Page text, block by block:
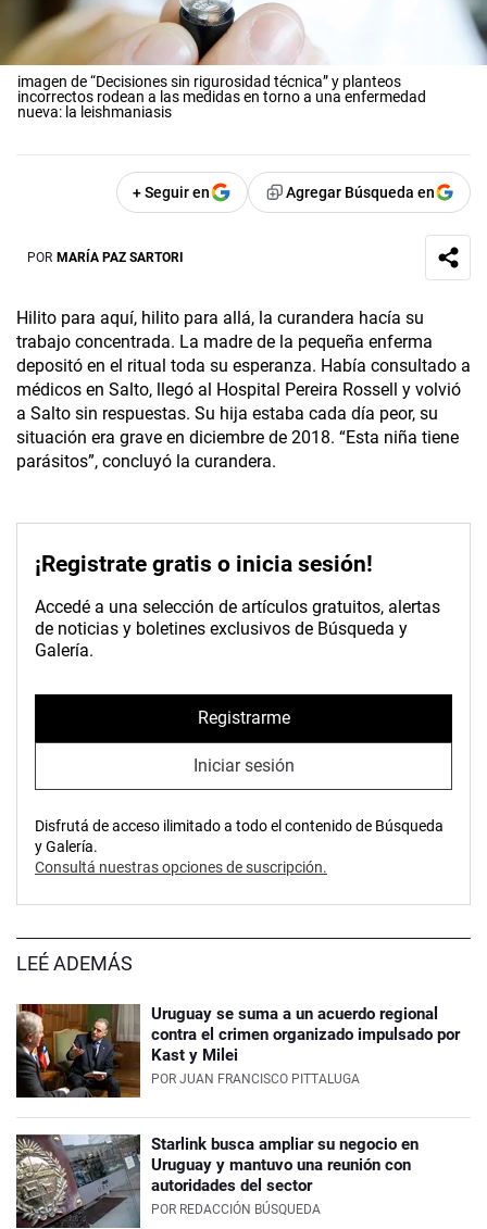
imagen de “Decisiones sin rigurosidad técnica” y planteos
incorrectos rodean a las medidas en torno a una enfermedad
nueva: la leishmaniasis
+ Seguir en Agregar Búsqueda en
POR MARÍA PAZ SARTORI
Hilito para aquí, hilito para allá, la curandera hacía su
trabajo concentrada. La madre de la pequeña enferma
depositó en el ritual toda su esperanza. Había consultado a
médicos en Salto, llegó al Hospital Pereira Rossell y volvió
a Salto sin respuestas. Su hija estaba cada día peor, su
situación era grave en diciembre de 2018. “Esta niña tiene
parásitos”, concluyó la curandera.
¡Registrate gratis o inicia sesión!
Accedé a una selección de artículos gratuitos, alertas
de noticias y boletines exclusivos de Búsqueda y
Galería.
Registrarme
Iniciar sesión
Disfrutá de acceso ilimitado a todo el contenido de Búsqueda
y Galería.
Consultá nuestras opciones de suscripción.
LEÉ ADEMÁS
Uruguay se suma a un acuerdo regional
contra el crimen organizado impulsado por
Kast y Milei
POR JUAN FRANCISCO PITTALUGA
Starlink busca ampliar su negocio en
Uruguay y mantuvo una reunión con
autoridades del sector
POR REDACCIÓN BÚSQUEDA